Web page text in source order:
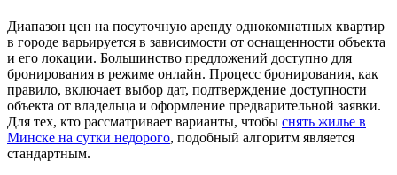
Диапазон цен на посуточную аренду однокомнатных квартир
в городе варьируется в зависимости от оснащенности объекта
и его локации. Большинство предложений доступно для
бронирования в режиме онлайн. Процесс бронирования, как
правило, включает выбор дат, подтверждение доступности
объекта от владельца и оформление предварительной заявки.
Для тех, кто рассматривает варианты, чтобы снять жилье в
Минске на сутки недорого, подобный алгоритм является
стандартным.